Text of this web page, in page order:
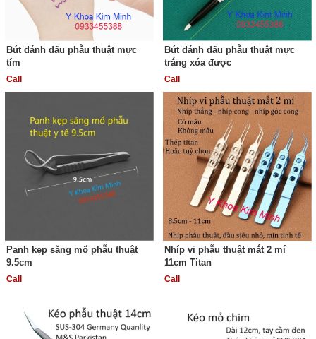
Bút đánh dấu phẫu thuật mực
tím
Call
Bút đánh dấu phẫu thuật mực
trắng xóa được
Call
Panh kẹp săng mổ phẫu thuật
9.5cm
Call
Nhíp vi phẫu thuật mắt 2 mí
11cm Titan
Call